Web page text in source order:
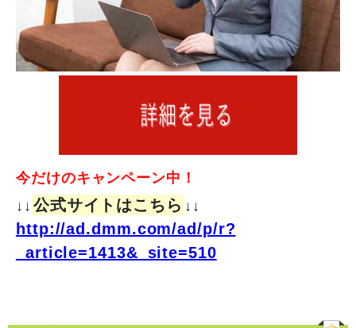
今だけのキャンペーン中！
↓↓ 公式サイトはこちら ↓↓
http://ad.dmm.com/ad/p/r?
_article=1413&_site=510